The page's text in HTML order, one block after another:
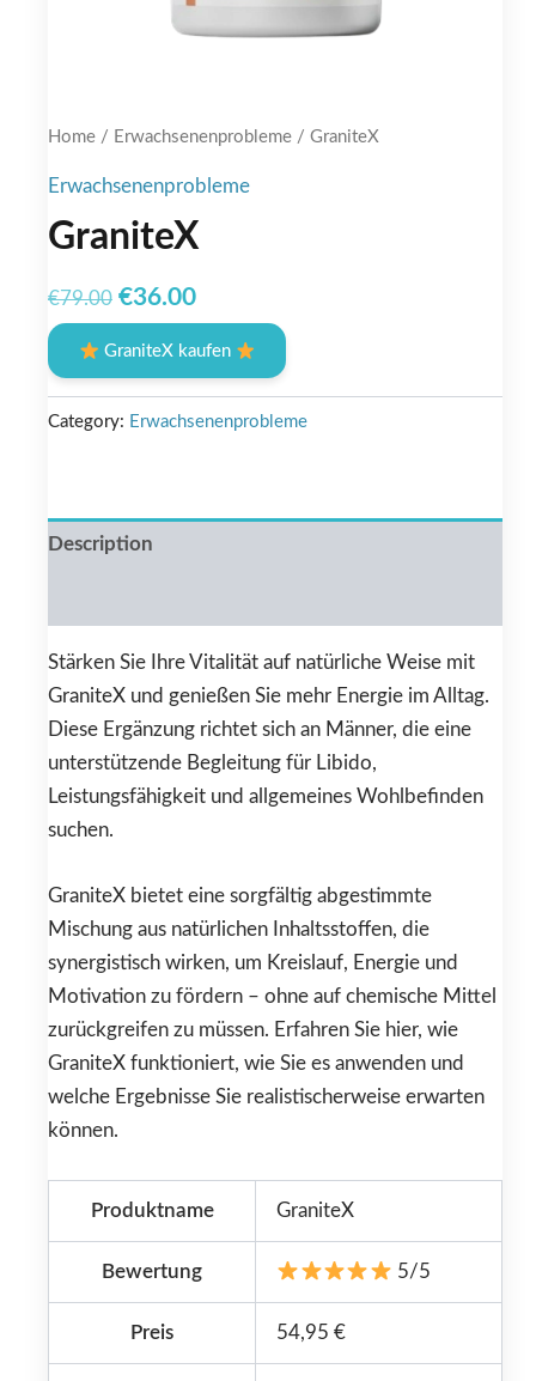
Home / Erwachsenenprobleme / GraniteX
Erwachsenenprobleme
GraniteX
€79.00 Original
was:
€79.00.
€36.00Current
price
is:
€36.00.
GraniteX kaufen
Category: Erwachsenenprobleme
Description
Stärken Sie Ihre Vitalität auf natürliche Weise mit
GraniteX und genießen Sie mehr Energie im Alltag.
Diese Ergänzung richtet sich an Männer, die eine
unterstützende Begleitung für Libido,
Leistungsfähigkeit und allgemeines Wohlbefinden
suchen.
GraniteX bietet eine sorgfältig abgestimmte
Mischung aus natürlichen Inhaltsstoffen, die
synergistisch wirken, um Kreislauf, Energie und
Motivation zu fördern – ohne auf chemische Mittel
zurückgreifen zu müssen. Erfahren Sie hier, wie
GraniteX funktioniert, wie Sie es anwenden und
welche Ergebnisse Sie realistischerweise erwarten
können.
Produktname GraniteX
Bewertung 5/5
Preis 54,95 €